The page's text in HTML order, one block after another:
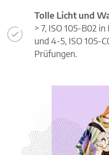
Tolle Licht und
> 7, ISO 105-B02
und 4-5, ISO 105-
Prüfungen.